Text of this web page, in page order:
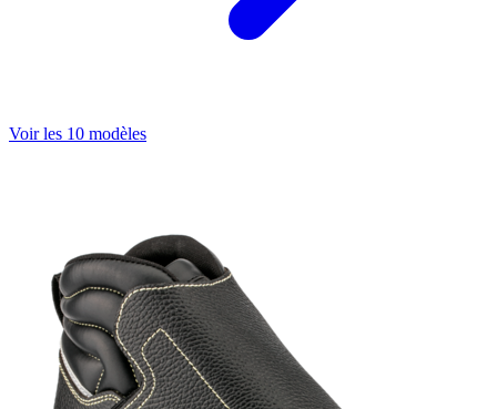
Voir les 10 modèles